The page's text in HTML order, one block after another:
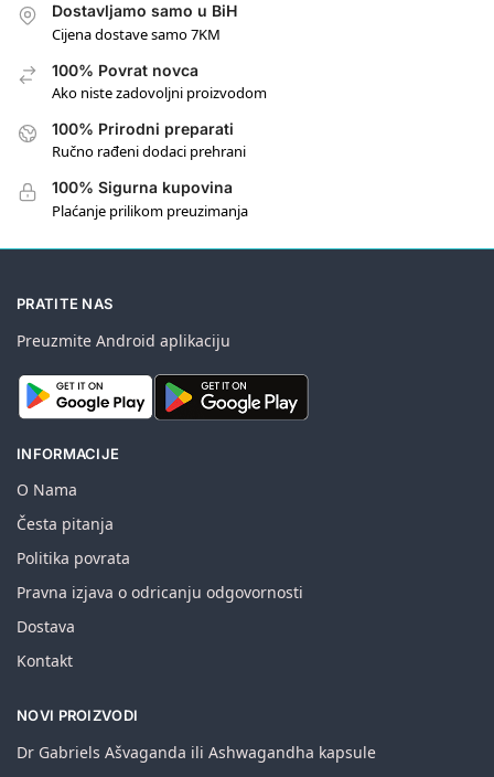
Dostavljamo samo u BiH
Cijena dostave samo 7KM
100% Povrat novca
Ako niste zadovoljni proizvodom
100% Prirodni preparati
Ručno rađeni dodaci prehrani
100% Sigurna kupovina
Plaćanje prilikom preuzimanja
PRATITE NAS
Preuzmite Android aplikaciju
INFORMACIJE
O Nama
Česta pitanja
Politika povrata
Pravna izjava o odricanju odgovornosti
Dostava
Kontakt
NOVI PROIZVODI
Dr Gabriels Ašvaganda ili Ashwagandha kapsule